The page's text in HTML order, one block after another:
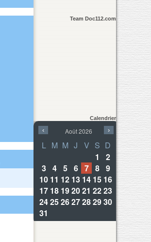
Team Doc112.com
Calendrier